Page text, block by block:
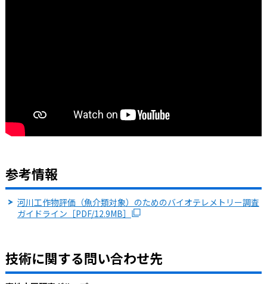
参考情報
河川工作物評価（魚介類対象）のためのバイオテレメトリー調査
ガイドライン［PDF/12.9MB］
技術に関する問い合わせ先